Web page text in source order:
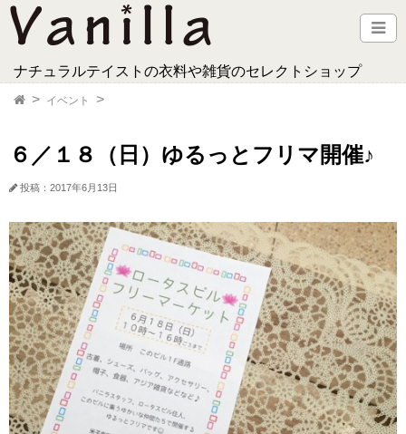
ナチュラルテイストの衣料や雑貨のセレクトショップ
イベント
６／１８（日）ゆるっとフリマ開催♪
投稿：2017年6月13日